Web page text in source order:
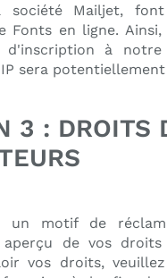
Mailjet,
Fonts en ligne.
à notre
sera
3 : DROITS
un motif de
de vos droits
vos droits,